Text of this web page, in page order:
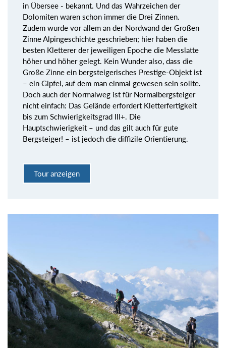
in Übersee - bekannt. Und das Wahrzeichen der
Dolomiten waren schon immer die Drei Zinnen.
Zudem wurde vor allem an der Nordwand der Großen
Zinne Alpingeschichte geschrieben; hier haben die
besten Kletterer der jeweiligen Epoche die Messlatte
höher und höher gelegt. Kein Wunder also, dass die
Große Zinne ein bergsteigerisches Prestige-Objekt ist
– ein Gipfel, auf dem man einmal gewesen sein sollte.
Doch auch der Normalweg ist für Normalbergsteiger
nicht einfach: Das Gelände erfordert Kletterfertigkeit
bis zum Schwierigkeitsgrad III+. Die
Hauptschwierigkeit – und das gilt auch für gute
Bergsteiger! – ist jedoch die diffizile Orientierung.
Tour anzeigen